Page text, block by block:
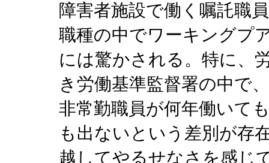
障害者施設で働く嘱託職
職種の中でワーキングプ
には驚かされる。特に、
き労働基準監督署の中で
非常勤職員が何年働いて
も出ないという差別が存
越してやるせなさを感